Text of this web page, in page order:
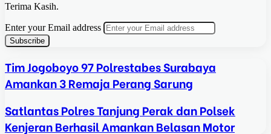
Terima Kasih.
Enter your Email address
Tim Jogoboyo 97 Polrestabes Surabaya
Amankan 3 Remaja Perang Sarung
Satlantas Polres Tanjung Perak dan Polsek
Kenjeran Berhasil Amankan Belasan Motor